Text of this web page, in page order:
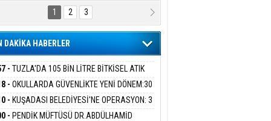
DNA Kuşaklararası
Biyolojik Faturası
Adıyaman
Bu Sahaya Sığmazam
Ali Çölük
Satırın İçindeki İnsan
1 2 3
DAKİKA HABERLER
- TUZLA'DA 105 BİN LİTRE BİTKİSEL ATIK
TOPLANDI
- OKULLARDA GÜVENLİKTE YENİ DÖNEM:30
ALINACAK DEDEKTÖRLÜ ARAMA
- KUŞADASI BELEDİYESİ'NE OPERASYON: 3
15 GÖZALTI
- PENDİK MÜFTÜSÜ DR.ABDÜLHAMİD